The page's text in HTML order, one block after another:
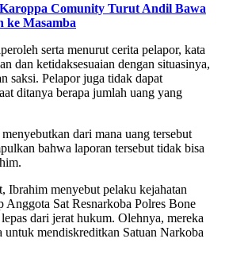
Comunity Turut Andil Bawa
ke Masamba
serta menurut cerita pelapor, kata
dan ketidaksesuaian dengan situasinya,
saksi. Pelapor juga tidak dapat
ditanya berapa jumlah uang yang
dari mana uang tersebut
bahwa laporan tersebut tidak bisa
Ibrahim menyebut pelaku kejahatan
Anggota Sat Resnarkoba Polres Bone
dari jerat hukum. Olehnya, mereka
untuk mendiskreditkan Satuan Narkoba